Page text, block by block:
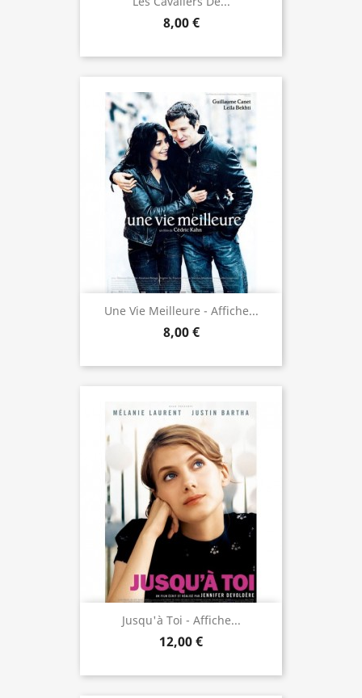
8,00 €
Une Vie Meilleure - Affiche...
8,00 €
Jusqu'à Toi - Affiche...
12,00 €